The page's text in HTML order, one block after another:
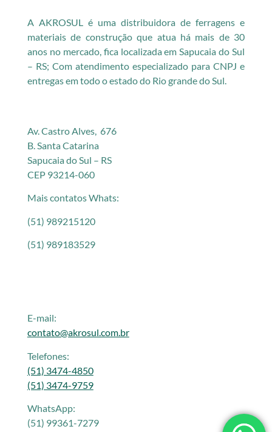
A AKROSUL é uma distribuidora de ferragens e
materiais de construção que atua há mais de 30
anos no mercado, fica localizada em Sapucaia do Sul
– RS; Com atendimento especializado para CNPJ e
entregas em todo o estado do Rio grande do Sul.
Av. Castro Alves, 676
B. Santa Catarina
Sapucaia do Sul – RS
CEP 93214-060
Mais contatos Whats:
(51) 989215120
(51) 989183529
E-mail:
contato@akrosul.com.br
Telefones:
(51) 3474-4850
(51) 3474-9759
WhatsApp:
(51) 99361-7279